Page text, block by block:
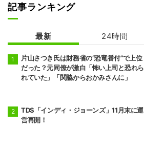
記事ランキング
最新 24時間
片山さつき氏は財務省の“恐竜番付”で上位
だった？元同僚が激白「怖い上司と恐れら
れていた」「関脇からおかみさんに」
TDS「インディ・ジョーンズ」11月末に運
営再開！